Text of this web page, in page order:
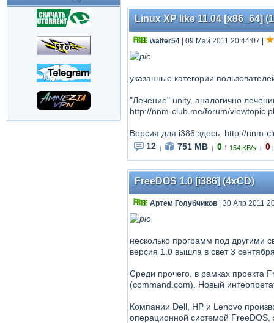
Linux XP like 11.04 [x86_64]
walter54 | 09 Май 2011 20:44:07
указанные категории
"Лечение" unity, аналогично
http://nnm-club.me/forum/
Версия для i386 здесь: http://nnm-
12
751 MB 0 ↑ 154 KB/s 0
FreeDOS 1.0 [i386] (4xCD)
Артем Голубчиков | 30 Апр 2011
несколько программ под другими
версия 1.0 вышла в свет 3
Среди прочего, в рамках проекта
(command.com). Новый
Компании Dell, HP и Lenovo
операционной системой